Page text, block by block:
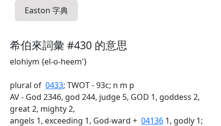
Easton 字典
希伯來詞彙 #430 的意思
elohiym {el-o-heem'}
plural of 0433; TWOT - 93c; n m p
AV - God 2346, god 244, judge 5, GOD 1, goddess 2,
great 2, mighty 2,
angels 1, exceeding 1, God-ward + 04136 1, godly 1;